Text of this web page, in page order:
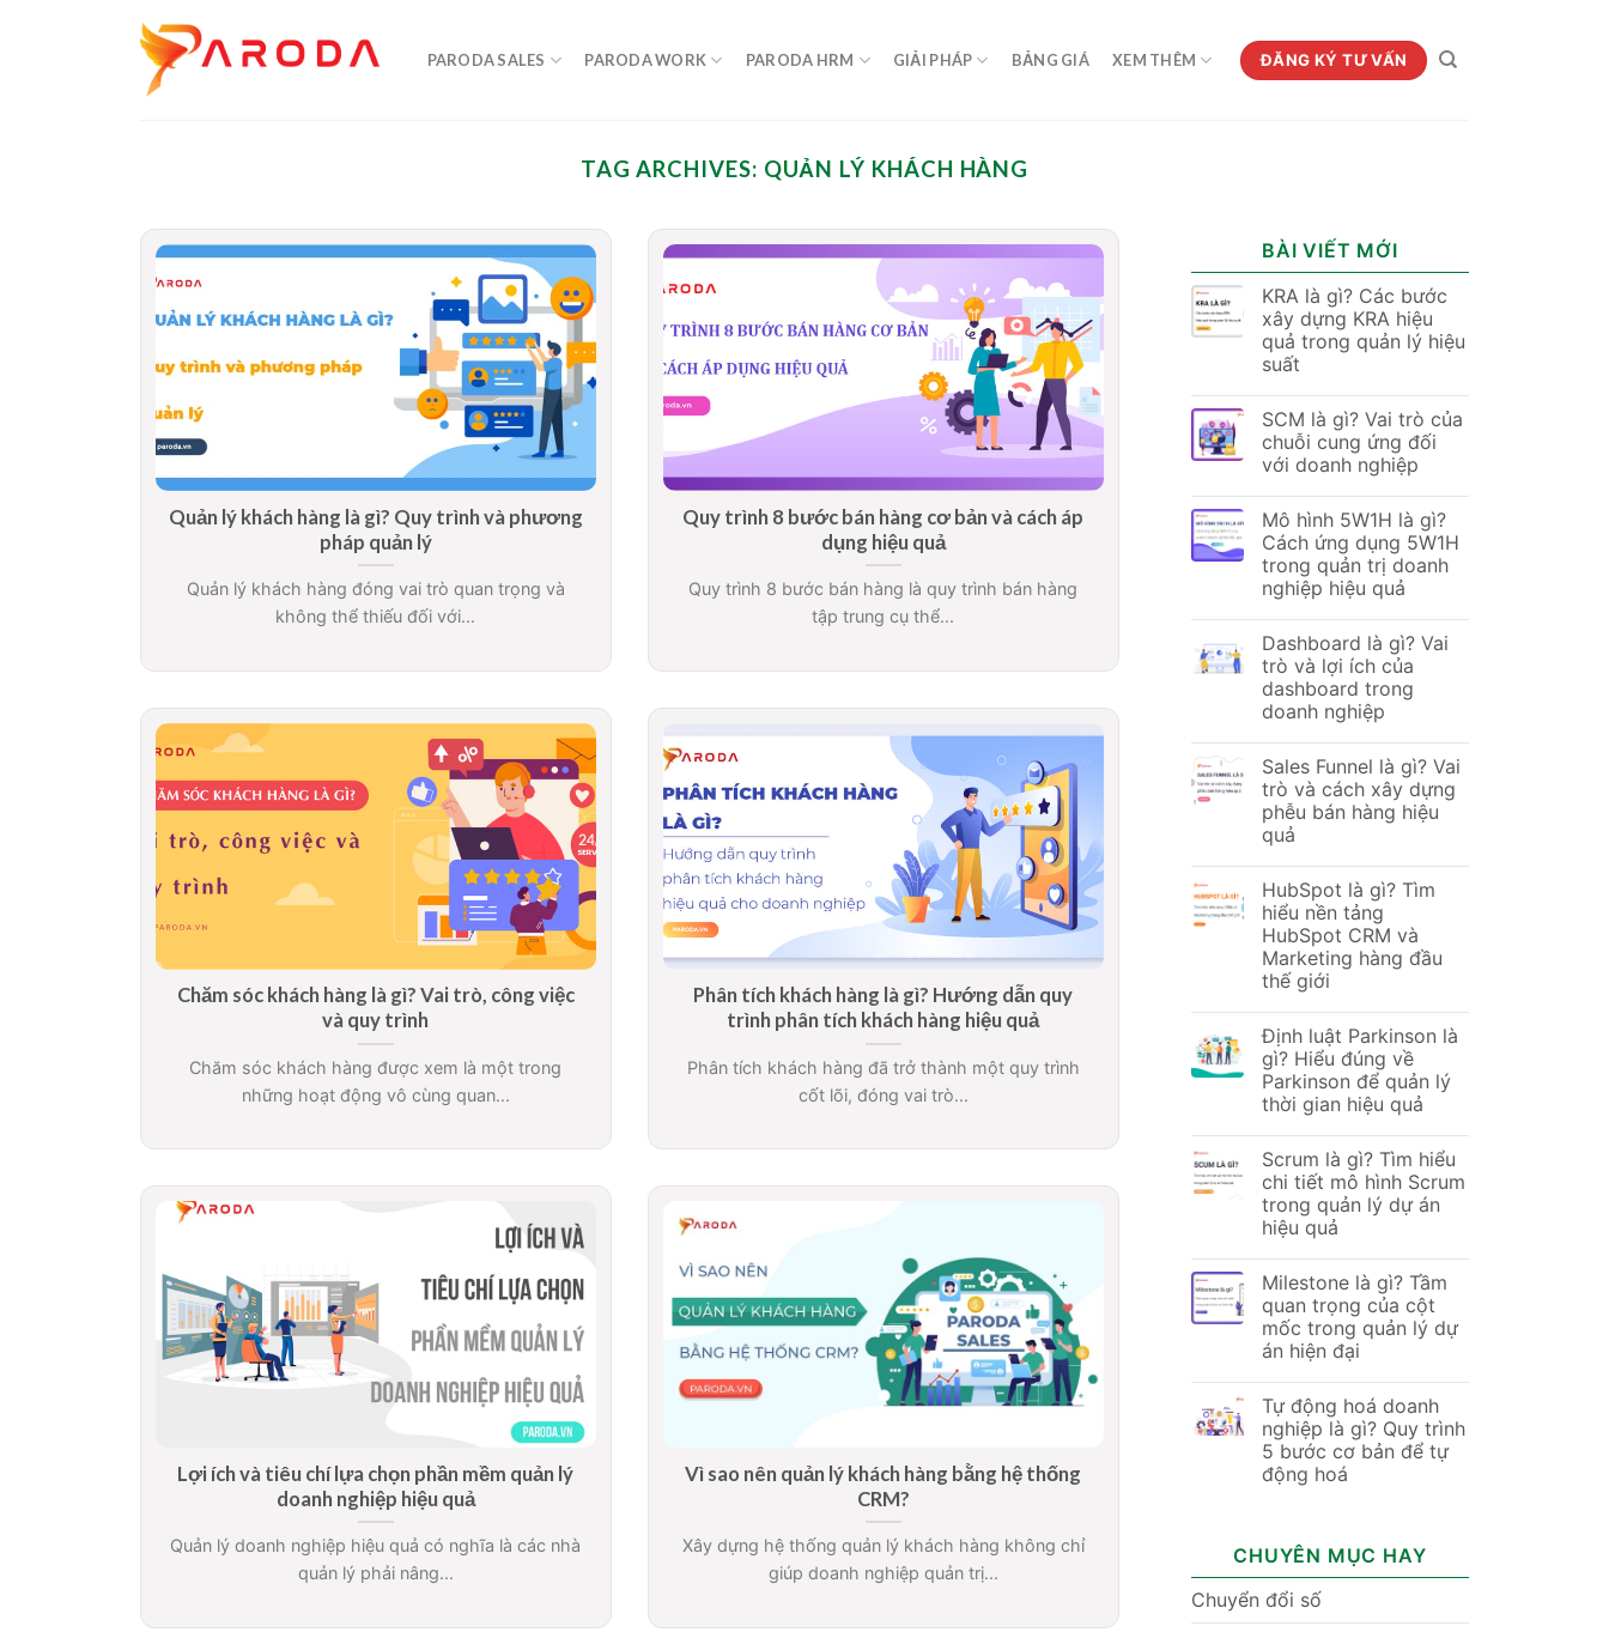
PARODA SALES PARODA WORK PARODA HRM GIẢI PHÁP BẢNG GIÁ XEM THÊM ĐĂNG KÝ TƯ VẤN
TAG ARCHIVES: QUẢN LÝ KHÁCH HÀNG
Quản lý khách hàng là gì? Quy trình và phương
pháp quản lý
Quản lý khách hàng đóng vai trò quan trọng và
không thể thiếu đối với...
Quy trình 8 bước bán hàng cơ bản và cách áp
dụng hiệu quả
Quy trình 8 bước bán hàng là quy trình bán hàng
tập trung cụ thể...
Chăm sóc khách hàng là gì? Vai trò, công việc
và quy trình
Chăm sóc khách hàng được xem là một trong
những hoạt động vô cùng quan...
Phân tích khách hàng là gì? Hướng dẫn quy
trình phân tích khách hàng hiệu quả
Phân tích khách hàng đã trở thành một quy trình
cốt lõi, đóng vai trò...
Lợi ích và tiêu chí lựa chọn phần mềm quản lý
doanh nghiệp hiệu quả
Quản lý doanh nghiệp hiệu quả có nghĩa là các nhà
quản lý phải nâng...
Vì sao nên quản lý khách hàng bằng hệ thống
CRM?
Xây dựng hệ thống quản lý khách hàng không chỉ
giúp doanh nghiệp quản trị...
BÀI VIẾT MỚI
KRA là gì? Các bước
xây dựng KRA hiệu
quả trong quản lý hiệu
suất
SCM là gì? Vai trò của
chuỗi cung ứng đối
với doanh nghiệp
Mô hình 5W1H là gì?
Cách ứng dụng 5W1H
trong quản trị doanh
nghiệp hiệu quả
Dashboard là gì? Vai
trò và lợi ích của
dashboard trong
doanh nghiệp
Sales Funnel là gì? Vai
trò và cách xây dựng
phễu bán hàng hiệu
quả
HubSpot là gì? Tìm
hiểu nền tảng
HubSpot CRM và
Marketing hàng đầu
thế giới
Định luật Parkinson là
gì? Hiểu đúng về
Parkinson để quản lý
thời gian hiệu quả
Scrum là gì? Tìm hiểu
chi tiết mô hình Scrum
trong quản lý dự án
hiệu quả
Milestone là gì? Tầm
quan trọng của cột
mốc trong quản lý dự
án hiện đại
Tự động hoá doanh
nghiệp là gì? Quy trình
5 bước cơ bản để tự
động hoá
CHUYÊN MỤC HAY
Chuyển đổi số